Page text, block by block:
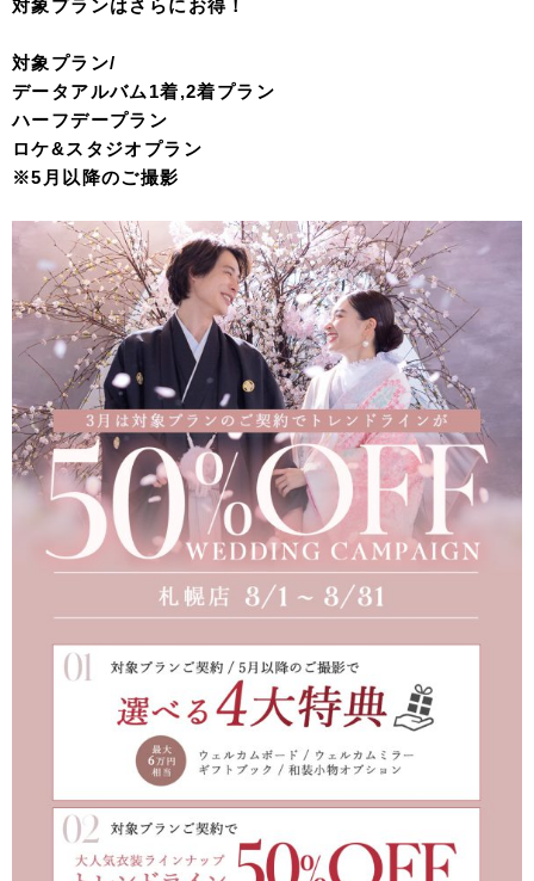
対象プランはさらにお得！
対象プラン/
データアルバム1着,2着プラン
ハーフデープラン
ロケ&スタジオプラン
※5月以降のご撮影